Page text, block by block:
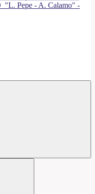
"L. Pepe - A. Calamo" -